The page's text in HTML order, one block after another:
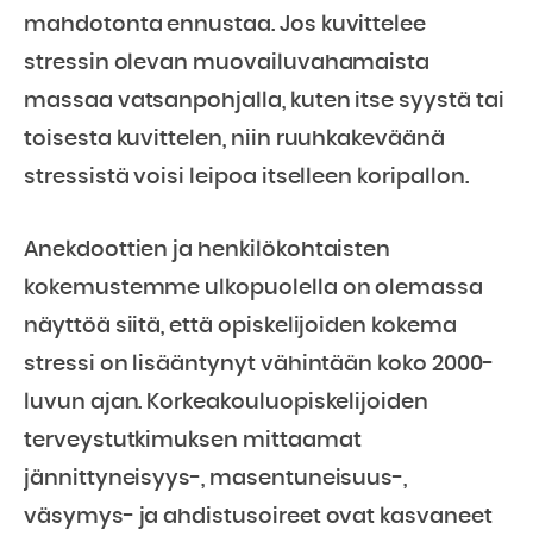
mahdotonta ennustaa. Jos kuvittelee
stressin olevan muovailuvahamaista
massaa vatsanpohjalla, kuten itse syystä tai
toisesta kuvittelen, niin ruuhkakeväänä
stressistä voisi leipoa itselleen koripallon.
Anekdoottien ja henkilökohtaisten
kokemustemme ulkopuolella on olemassa
näyttöä siitä, että opiskelijoiden kokema
stressi on lisääntynyt vähintään koko 2000-
luvun ajan. Korkeakouluopiskelijoiden
terveystutkimuksen mittaamat
jännittyneisyys-, masentuneisuus-,
väsymys- ja ahdistusoireet ovat kasvaneet